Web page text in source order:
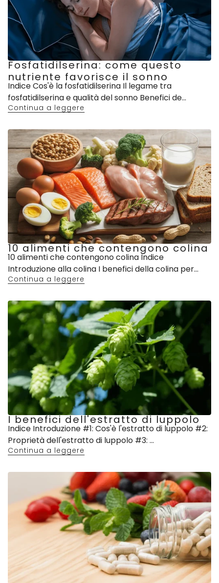
Fosfatidilserina: come questo
nutriente favorisce il sonno
Indice Cos'è la fosfatidilserina Il legame tra
fosfatidilserina e qualità del sonno Benefici de...
Continua a leggere
10 alimenti che contengono colina
10 alimenti che contengono colina Indice
Introduzione alla colina I benefici della colina per...
Continua a leggere
I benefici dell'estratto di luppolo
Indice Introduzione #1: Cos'è l'estratto di luppolo #2:
Proprietà dell'estratto di luppolo #3: ...
Continua a leggere